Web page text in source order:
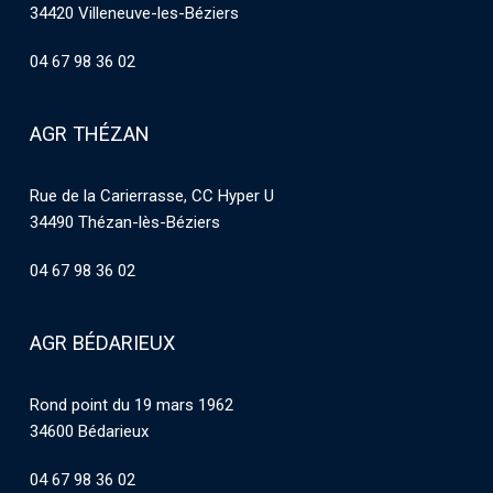
34420 Villeneuve-les-Béziers
04 67 98 36 02
AGR THÉZAN
Rue de la Carierrasse, CC Hyper U
34490 Thézan-lès-Béziers
04 67 98 36 02
AGR BÉDARIEUX
Rond point du 19 mars 1962
34600 Bédarieux
04 67 98 36 02